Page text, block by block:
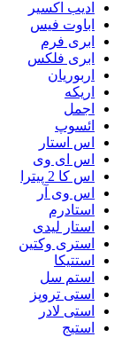
ادیب اکسیر
اباوت فیس
ابری فرم
ابری فلکس
اربوریان
اریکه
اجمل
ائسوپ
اس استار
اس ای وی
اس کا 2 پیترا
اس وی آر
استادرم
استار لیدی
استری وکتین
استتیکا
استم سل
استی تروپز
استی لادر
استیج